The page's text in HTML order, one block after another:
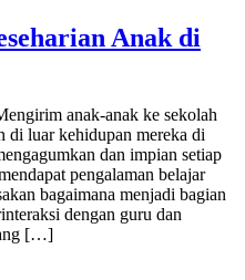
Anak di
anak-anak ke sekolah
di luar kehidupan mereka di
dan impian setiap
pengalaman belajar
bagaimana menjadi bagian
dengan guru dan
[…]